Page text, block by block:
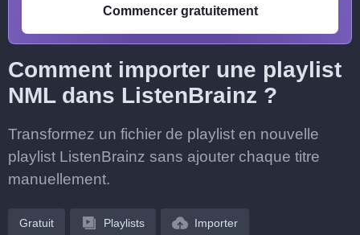
Commencer gratuitement
Comment importer une playlist
NML dans ListenBrainz ?
Transformez un fichier de playlist en nouvelle
playlist ListenBrainz sans ajouter chaque titre
manuellement.
Gratuit Playlists Importer